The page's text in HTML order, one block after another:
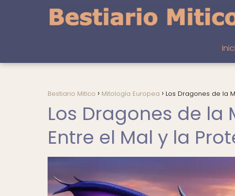
Bestiario Mitico Mitología Europea Los Dragones de la
Los Dragones de
Entre el Mal y la